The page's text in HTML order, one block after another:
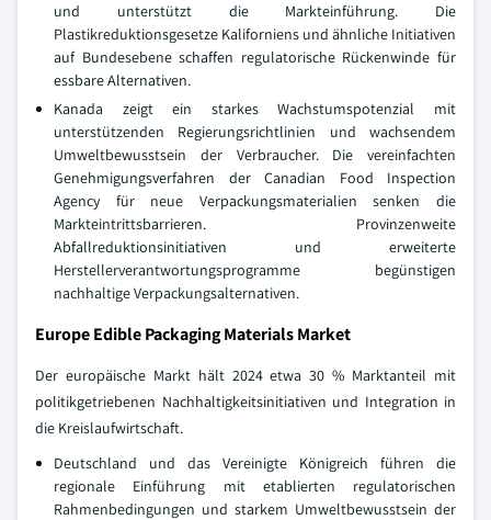
und unterstützt die Markteinführung. Die
Plastikreduktionsgesetze Kaliforniens und ähnliche Initiativen
auf Bundesebene schaffen regulatorische Rückenwinde für
essbare Alternativen.
Kanada zeigt ein starkes Wachstumspotenzial mit
unterstützenden Regierungsrichtlinien und wachsendem
Umweltbewusstsein der Verbraucher. Die vereinfachten
Genehmigungsverfahren der Canadian Food Inspection
Agency für neue Verpackungsmaterialien senken die
Markteintrittsbarrieren. Provinzenweite
Abfallreduktionsinitiativen und erweiterte
Herstellerverantwortungsprogramme begünstigen
nachhaltige Verpackungsalternativen.
Europe Edible Packaging Materials Market
Der europäische Markt hält 2024 etwa 30 % Marktanteil mit
politikgetriebenen Nachhaltigkeitsinitiativen und Integration in
die Kreislaufwirtschaft.
Deutschland und das Vereinigte Königreich führen die
regionale Einführung mit etablierten regulatorischen
Rahmenbedingungen und starkem Umweltbewusstsein der